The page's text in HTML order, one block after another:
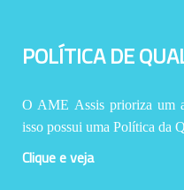
POLÍTICA DE
O AME Assis prioriza um
isso possui uma Política da
Clique e veja